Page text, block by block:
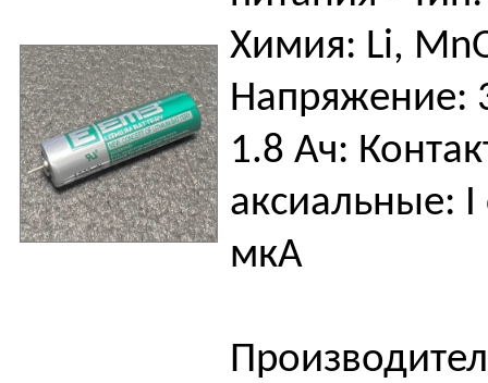
Химия: Li,
Напряжение:
1.8 Ач:
аксиальные: I
мкА